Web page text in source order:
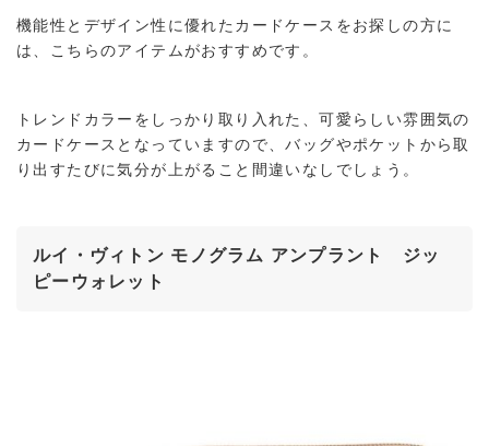
機能性とデザイン性に優れたカードケースをお探しの方に
は、こちらのアイテムがおすすめです。
トレンドカラーをしっかり取り入れた、可愛らしい雰囲気の
カードケースとなっていますので、バッグやポケットから取
り出すたびに気分が上がること間違いなしでしょう。
ルイ・ヴィトン モノグラム アンプラント ジッ
ピーウォレット